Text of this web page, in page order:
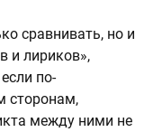
сравнивать, но и
и лириков»,
по-
сторонам,
между ними не